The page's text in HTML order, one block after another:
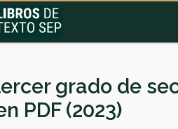
grado de
PDF (2023)